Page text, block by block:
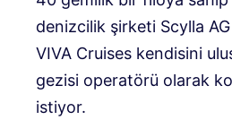
denizcilik şirketi Scylla
VIVA Cruises kendisini
gezisi operatörü olarak
istiyor.